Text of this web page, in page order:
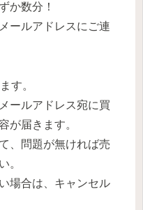
か数分！
ールアドレスにご連
す。
ールアドレス宛に買
が届きます。
、問題が無ければ売
。
場合は、キャンセル